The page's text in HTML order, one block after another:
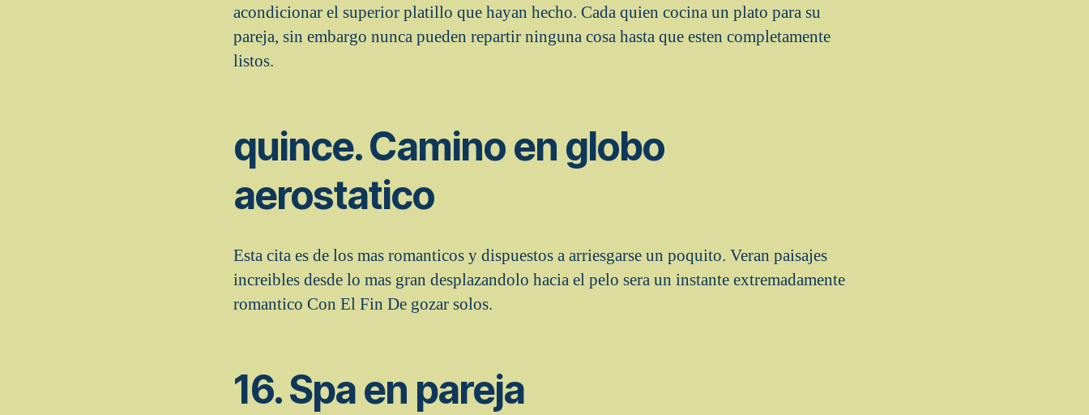
acondicionar el superior platillo que hayan hecho. Cada quien cocina un plato para su
pareja, sin embargo nunca pueden repartir ninguna cosa hasta que esten completamente
listos.
quince. Camino en globo
aerostatico
Esta cita es de los mas romanticos y dispuestos a arriesgarse un poquito. Veran paisajes
increibles desde lo mas gran desplazandolo hacia el pelo sera un instante extremadamente
romantico Con El Fin De gozar solos.
16. Spa en pareja